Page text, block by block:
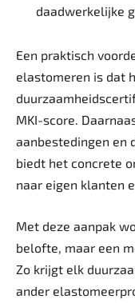
daadwerkelijke
Een praktisch
elastomeren is dat
MKI-score.
aanbestedingen en
biedt het concrete
naar eigen klanten
Met deze aanpak
belofte, maar een
Zo krijgt elk
ander